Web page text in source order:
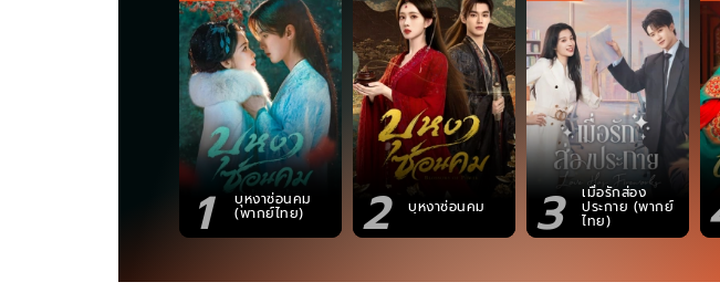
1 บุหงาซ่อนคม
(พากย์ไทย) 2 บุหงาซ่อนคม 3 เมื่อรักส่อง
ประกาย (พากย์
ไทย)